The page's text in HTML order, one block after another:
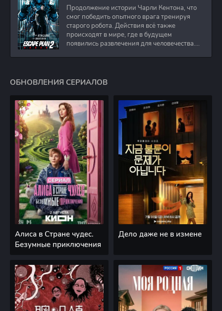
Продолжение истории Чарли Кентона, что
смог победить опытного врага тренируя
старого робота. Действия всё также
происходят в мире, где в будущем
появились развлечения для человечества.
ОБНОВЛЕНИЯ СЕРИАЛОВ
Алиса в Стране чудес.
Безумные приключения
Дело даже не в измене